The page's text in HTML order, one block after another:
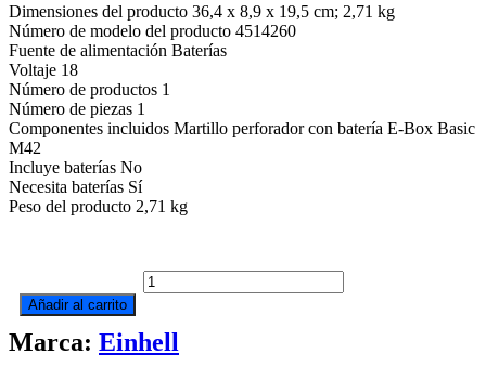
Dimensiones del producto ‎36,4 x 8,9 x 19,5 cm; 2,71 kg
Número de modelo del producto ‎4514260
Fuente de alimentación ‎Baterías
Voltaje ‎18
Número de productos ‎1
Número de piezas ‎1
Componentes incluidos ‎Martillo perforador con batería E-Box Basic
M42
Incluye baterías ‎No
Necesita baterías ‎Sí
Peso del producto ‎2,71 kg
MARTILLO
PERCUTOR
A
BATERÍA
Añadir al carrito
Marca: Einhell